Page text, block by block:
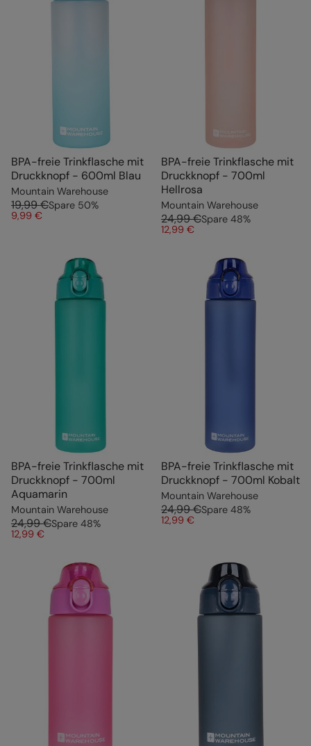
BPA-freie Trinkflasche mit
Druckknopf - 600ml Blau
Mountain Warehouse
19,99 €Spare 50%
9,99 €
BPA-freie Trinkflasche mit
Druckknopf - 700ml
Hellrosa
Mountain Warehouse
24,99 €Spare 48%
12,99 €
BPA-freie Trinkflasche mit
Druckknopf - 700ml
Aquamarin
Mountain Warehouse
24,99 €Spare 48%
12,99 €
BPA-freie Trinkflasche mit
Druckknopf - 700ml Kobalt
Mountain Warehouse
24,99 €Spare 48%
12,99 €